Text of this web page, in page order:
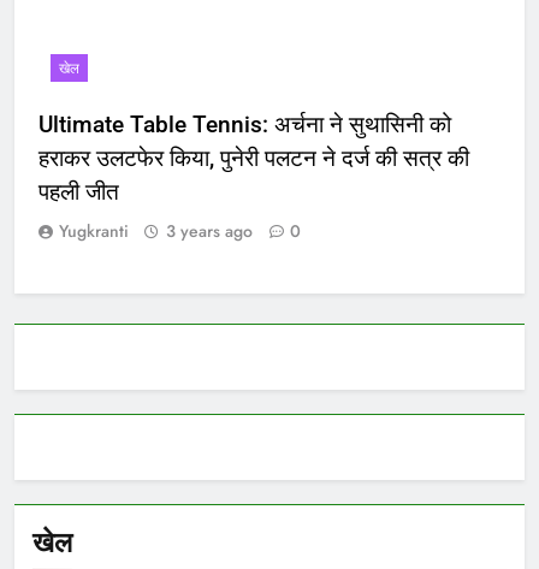
खेल
Ultimate Table Tennis: अर्चना ने सुथासिनी को
हराकर उलटफेर किया, पुनेरी पलटन ने दर्ज की सत्र की
पहली जीत
Yugkranti 3 years ago 0
खेल